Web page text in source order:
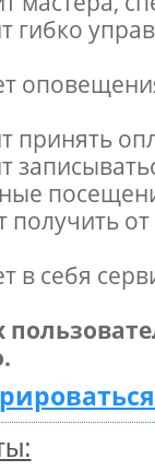
гибко
принять
от
в себя